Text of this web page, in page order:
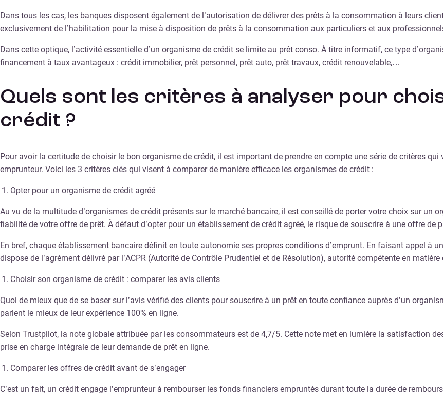
Dans tous les cas, les banques disposent également de l’autorisation de délivrer des prêts à la consommation à leurs
exclusivement de l’habilitation pour la mise à disposition de prêts à la consommation aux particuliers et aux
Dans cette optique, l’activité essentielle d’un organisme de crédit se limite au prêt conso. À titre informatif, ce type
financement à taux avantageux : crédit immobilier, prêt personnel, prêt auto, prêt travaux, crédit renouvelable,…
Quels sont les critères à analyser pour
crédit ?
Pour avoir la certitude de choisir le bon organisme de crédit, il est important de prendre en compte une série de critères
emprunteur. Voici les 3 critères clés qui visent à comparer de manière efficace les organismes de crédit :
Opter pour un organisme de crédit agréé
Au vu de la multitude d’organismes de crédit présents sur le marché bancaire, il est conseillé de porter votre choix sur un
fiabilité de votre offre de prêt. À défaut d’opter pour un établissement de crédit agréé, le risque de souscrire à une offre de
En bref, chaque établissement bancaire définit en toute autonomie ses propres conditions d’emprunt. En faisant appel à
dispose de l’agrément délivré par l’ACPR (Autorité de Contrôle Prudentiel et de Résolution), autorité compétente en
Choisir son organisme de crédit : comparer les avis clients
Quoi de mieux que de se baser sur l’avis vérifié des clients pour souscrire à un prêt en toute confiance auprès d’un
parlent le mieux de leur expérience 100% en ligne.
Selon Trustpilot, la note globale attribuée par les consommateurs est de 4,7/5. Cette note met en lumière la satisfaction
prise en charge intégrale de leur demande de prêt en ligne.
Comparer les offres de crédit avant de s’engager
C’est un fait, un crédit engage l’emprunteur à rembourser les fonds financiers empruntés durant toute la durée de